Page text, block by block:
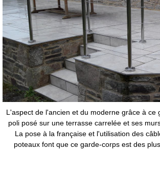
L'aspect de l'ancien et du moderne grâce à ce
poli posé sur une terrasse carrelée et ses
La pose à la française et l'utilisation des
poteaux font que ce garde-corps est des